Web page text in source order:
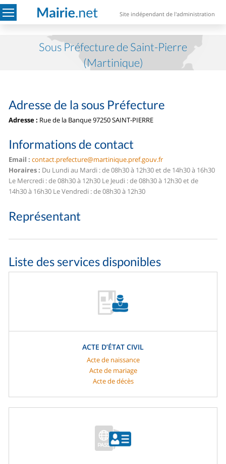
Site indépendant de l'administration
Sous Préfecture de Saint-Pierre
(Martinique)
Adresse de la sous Préfecture
Adresse : Rue de la Banque 97250 SAINT-PIERRE
Informations de contact
Email : contact.prefecture@martinique.pref.gouv.fr
Horaires : Du Lundi au Mardi : de 08h30 à 12h30 et de 14h30 à 16h30
Le Mercredi : de 08h30 à 12h30 Le Jeudi : de 08h30 à 12h30 et de
14h30 à 16h30 Le Vendredi : de 08h30 à 12h30
Représentant
Liste des services disponibles
ACTE D’ÉTAT CIVIL
Acte de naissance
Acte de mariage
Acte de décès